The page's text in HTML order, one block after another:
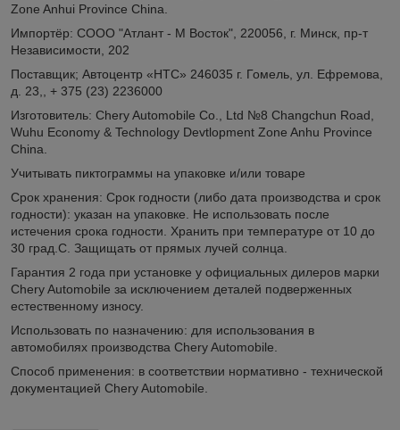
Zone Anhui Province China.
Импортёр: СООО "Атлант - М Восток", 220056, г. Минск, пр-т
Независимости, 202
Поставщик; Автоцентр «НТС» 246035 г. Гомель, ул. Ефремова,
д. 23,, + 375 (23) 2236000
Изготовитель: Chery Automobile Co., Ltd №8 Changchun Road,
Wuhu Economy & Technology Devtlopment Zone Anhu Province
China.
Учитывать пиктограммы на упаковке и/или товаре
Срок хранения: Срок годности (либо дата производства и срок
годности): указан на упаковке. Не использовать после
истечения срока годности. Хранить при температуре от 10 до
30 град.С. Защищать от прямых лучей солнца.
Гарантия 2 года при установке у официальных дилеров марки
Chery Automobile за исключением деталей подверженных
естественному износу.
Использовать по назначению: для использования в
автомобилях производства Chery Automobile.
Способ применения: в соответствии нормативно - технической
документацией Chery Automobile.